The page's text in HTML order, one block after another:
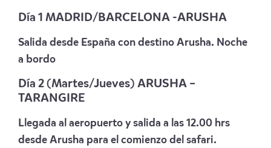
Día 1 MADRID/BARCELONA -ARUSHA
Salida desde España con destino Arusha. Noche
a bordo
Día 2 (Martes/Jueves) ARUSHA –
TARANGIRE
Llegada al aeropuerto y salida a las 12.00 hrs
desde Arusha para el comienzo del safari.